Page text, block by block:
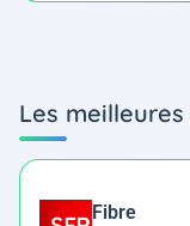
Les meilleures
Fibre